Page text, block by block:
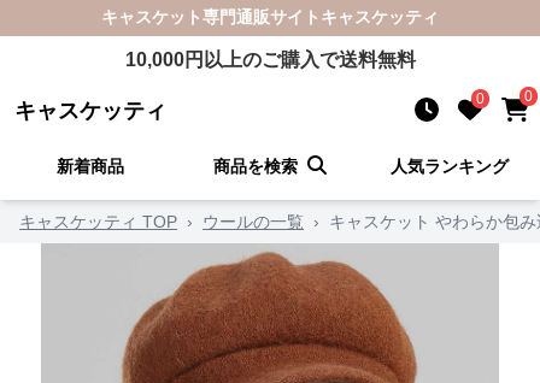
キャスケット専門通販サイト キャスケッティ
10,000円以上のご購入で送料無料
キャスケッティ 0 0
新着商品 商品を検索 人気ランキング
キャスケッティ TOP › ウールの一覧 › キャスケット やわらか包